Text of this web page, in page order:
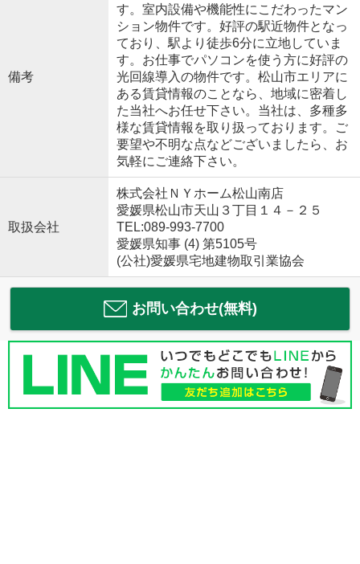
備考
す。室内設備や機能性にこだわったマン
ション物件です。好評の駅近物件となっ
ており、駅より徒歩6分に立地していま
す。お仕事でパソコンを使う方に好評の
光回線導入の物件です。松山市エリアに
ある賃貸情報のことなら、地域に密着し
た当社へお任せ下さい。当社は、多種多
様な賃貸情報を取り扱っております。ご
要望や不明な点などございましたら、お
気軽にご連絡下さい。
取扱会社
株式会社ＮＹホーム松山南店
愛媛県松山市天山３丁目１４－２５
TEL:089-993-7700
愛媛県知事 (4) 第5105号
(公社)愛媛県宅地建物取引業協会
お問い合わせ(無料)